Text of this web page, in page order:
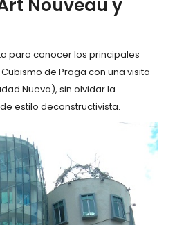
Nouveau y
para conocer los principales
de Praga con una visita
Nueva), sin olvidar la
estilo deconstructivista.